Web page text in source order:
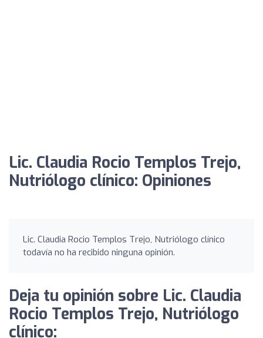
Lic. Claudia Rocio Templos Trejo,
Nutriólogo clínico: Opiniones
Lic. Claudia Rocio Templos Trejo, Nutriólogo clínico
todavía no ha recibido ninguna opinión.
Deja tu opinión sobre Lic. Claudia
Rocio Templos Trejo, Nutriólogo
clínico: